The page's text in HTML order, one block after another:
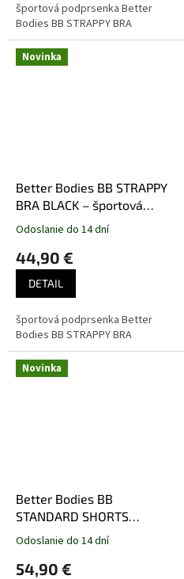
športová podprsenka Better
Bodies BB STRAPPY BRA
Novinka
Better Bodies BB STRAPPY
BRA BLACK – športová
podprsenka Better Bodies
Odoslanie do 14 dní
44,90 €
DETAIL
športová podprsenka Better
Bodies BB STRAPPY BRA
Novinka
Better Bodies BB
STANDARD SHORTS
TIMBER CAMO – šortky
hnedé
Odoslanie do 14 dní
54,90 €